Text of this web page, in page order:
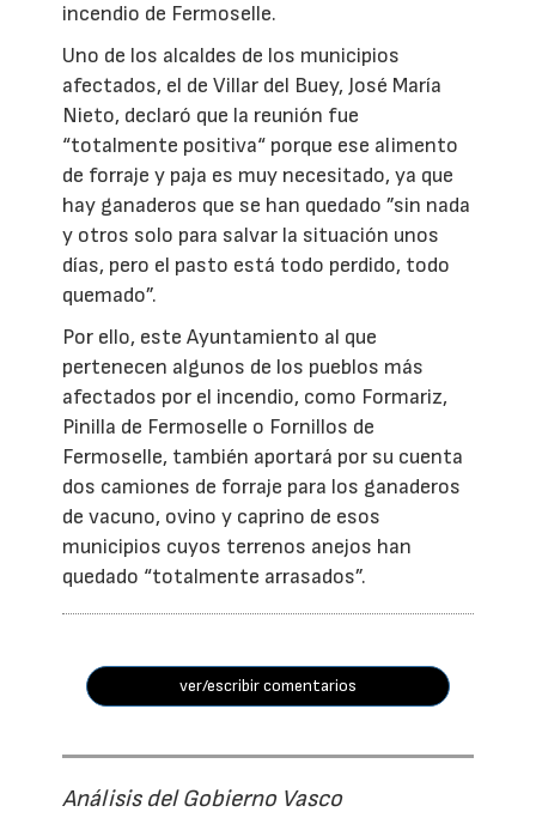
incendio de Fermoselle.
Uno de los alcaldes de los municipios
afectados, el de Villar del Buey, José María
Nieto, declaró que la reunión fue
“totalmente positiva“ porque ese alimento
de forraje y paja es muy necesitado, ya que
hay ganaderos que se han quedado ”sin nada
y otros solo para salvar la situación unos
días, pero el pasto está todo perdido, todo
quemado”.
Por ello, este Ayuntamiento al que
pertenecen algunos de los pueblos más
afectados por el incendio, como Formariz,
Pinilla de Fermoselle o Fornillos de
Fermoselle, también aportará por su cuenta
dos camiones de forraje para los ganaderos
de vacuno, ovino y caprino de esos
municipios cuyos terrenos anejos han
quedado “totalmente arrasados”.
ver/escribir comentarios
Análisis del Gobierno Vasco